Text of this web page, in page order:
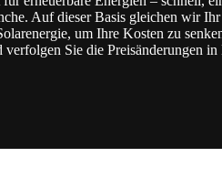
Auf dieser Basis gleichen wir
um Ihre Kosten zu
Sie die Preisänderungen